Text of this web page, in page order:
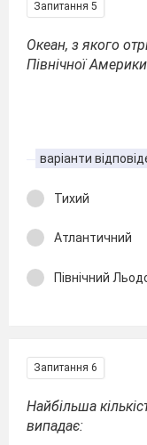
Запитання 5
Океан, з якого
Північної
варіанти
Тихий
Атлантичний
Північний
Запитання 6
Найбільша
випадає: